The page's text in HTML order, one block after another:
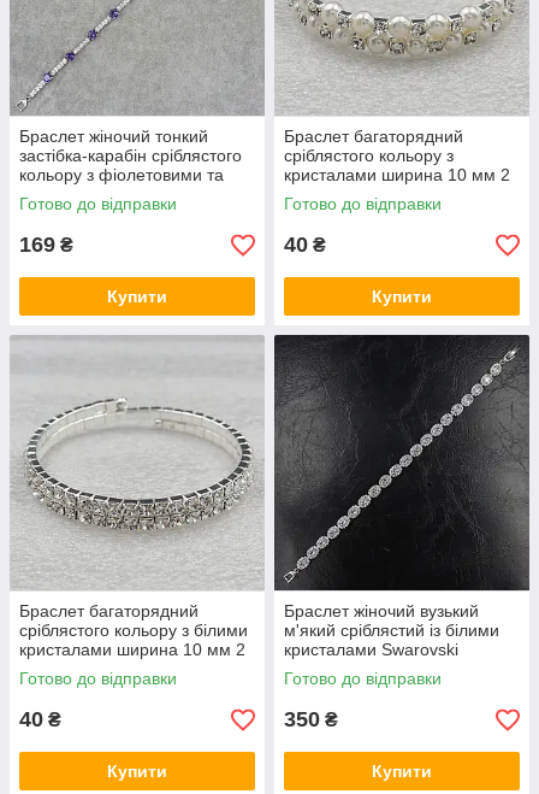
Браслет жіночий тонкий
застібка-карабін сріблястого
кольору з фіолетовими та
білими стразами розмір 18
см
Готово до відправки
169 ₴
Купити
Браслет багаторядний
сріблястого кольору з
кристалами ширина 10 мм 2
ряди каменів і намистин
білого кольору
Готово до відправки
40 ₴
Купити
Браслет багаторядний
сріблястого кольору з білими
кристалами ширина 10 мм 2
ряди каменів безрозмірний
Готово до відправки
40 ₴
Купити
Браслет жіночий вузький
м'який сріблястий із білими
кристалами Swarovski
довжина 18 см ширина 6 мм
1 ряд каменів
Готово до відправки
350 ₴
Купити